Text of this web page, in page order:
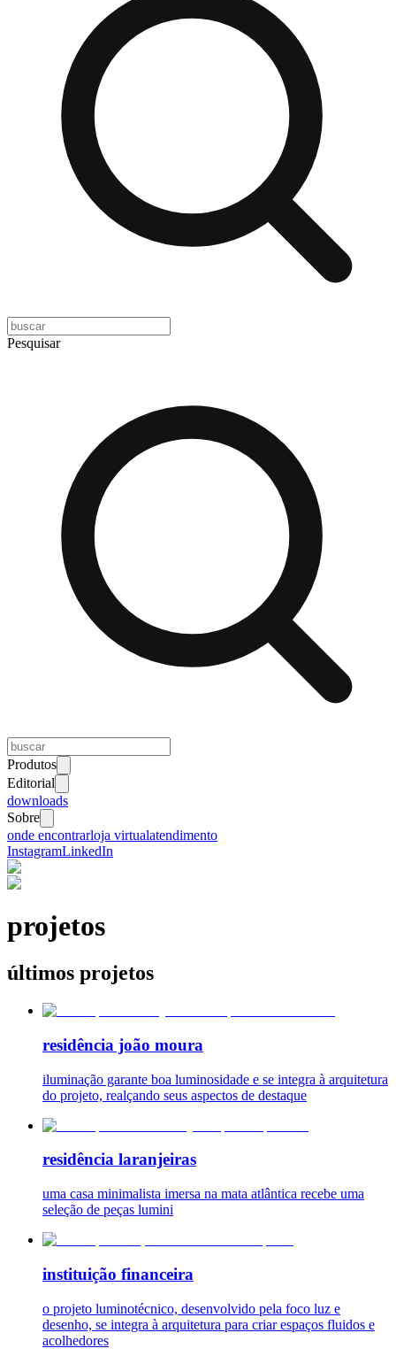
Pesquisar
Produtos
Editorial
downloads
Sobre
onde encontrarloja virtualatendimento
InstagramLinkedIn
projetos
últimos projetos
residência joão moura
iluminação garante boa luminosidade e se integra à arquitetura
do projeto, realçando seus aspectos de destaque
residência laranjeiras
uma casa minimalista imersa na mata atlântica recebe uma
seleção de peças lumini
instituição financeira
o projeto luminotécnico, desenvolvido pela foco luz e
desenho, se integra à arquitetura para criar espaços fluidos e
acolhedores